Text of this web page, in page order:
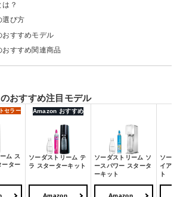
？
選び方
おすすめモデル
すすめ関連商品
おすすめ注目モデル
セラー
ム ス
ーター
Amazon おすすめ
ソーダストリーム テ
ラ スターターキット
ソーダストリーム ソ
ースパワー スタータ
ーキット
ソーダ
イア
ト
Amazon Amazon